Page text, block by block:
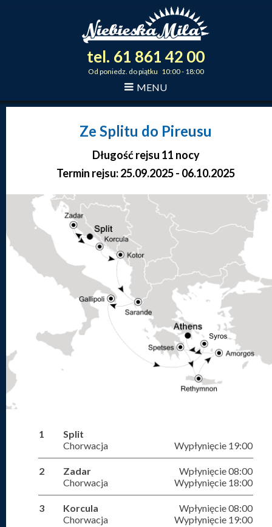
tel. 61 861 42 00
Od poniedz. do piątku 10:00 - 18:00
MENU
Ze Splitu do Pireusu
Długość rejsu 11 nocy
Termin rejsu: 25.09.2025 - 06.10.2025
1
Split
Chorwacja
Wypłynięcie 19:00
2
Zadar
Chorwacja
Wpłynięcie 08:00
Wypłynięcie 18:00
3
Korcula
Chorwacja
Wpłynięcie 08:00
Wypłynięcie 19:00